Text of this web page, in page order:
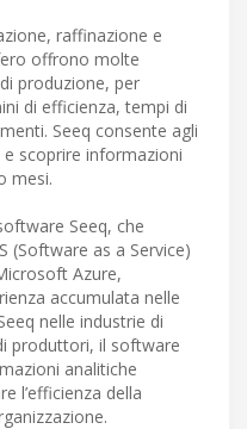
raffinazione e
offrono molte
produzione, per
di efficienza, tempi di
Seeq consente agli
scoprire informazioni
mesi.
Seeq, che
(Software as a Service)
Azure,
accumulata nelle
nelle industrie di
produttori, il software
analitiche
l’efficienza della